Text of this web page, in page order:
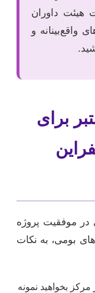
هیئت داوران
واقع‌بینانه و
برای
در موفقیت پروژه
بومی، به نکات
مرکز بخواهید نمونه